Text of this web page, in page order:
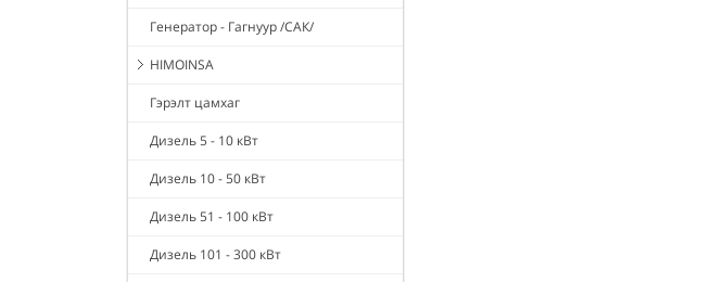
Генератор - Гагнуур /САК/
HIMOINSA
Гэрэлт цамхаг
Дизель 5 - 10 кВт
Дизель 10 - 50 кВт
Дизель 51 - 100 кВт
Дизель 101 - 300 кВт